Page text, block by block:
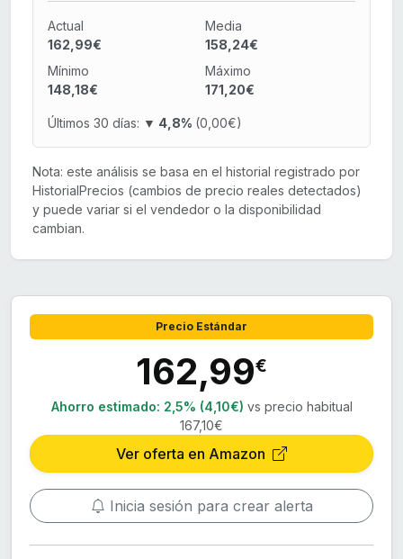
Actual
162,99€
Media
158,24€
Mínimo
148,18€
Máximo
171,20€
Últimos 30 días: ▼ 4,8% (0,00€)
Nota: este análisis se basa en el historial registrado por
HistorialPrecios (cambios de precio reales detectados)
y puede variar si el vendedor o la disponibilidad
cambian.
Precio Estándar
162,99€
Ahorro estimado: 2,5% (4,10€) vs precio habitual
167,10€
Ver oferta en Amazon
Inicia sesión para crear alerta